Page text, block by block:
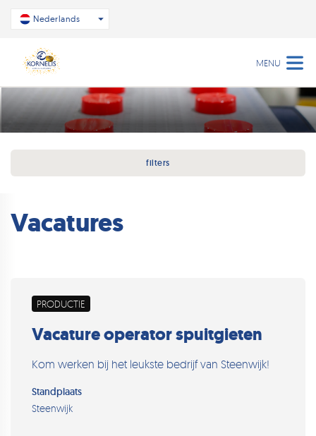
Nederlands
MENU
filters
Vacatures
PRODUCTIE
Vacature operator spuitgieten
Kom werken bij het leukste bedrijf van Steenwijk!
Standplaats
Steenwijk